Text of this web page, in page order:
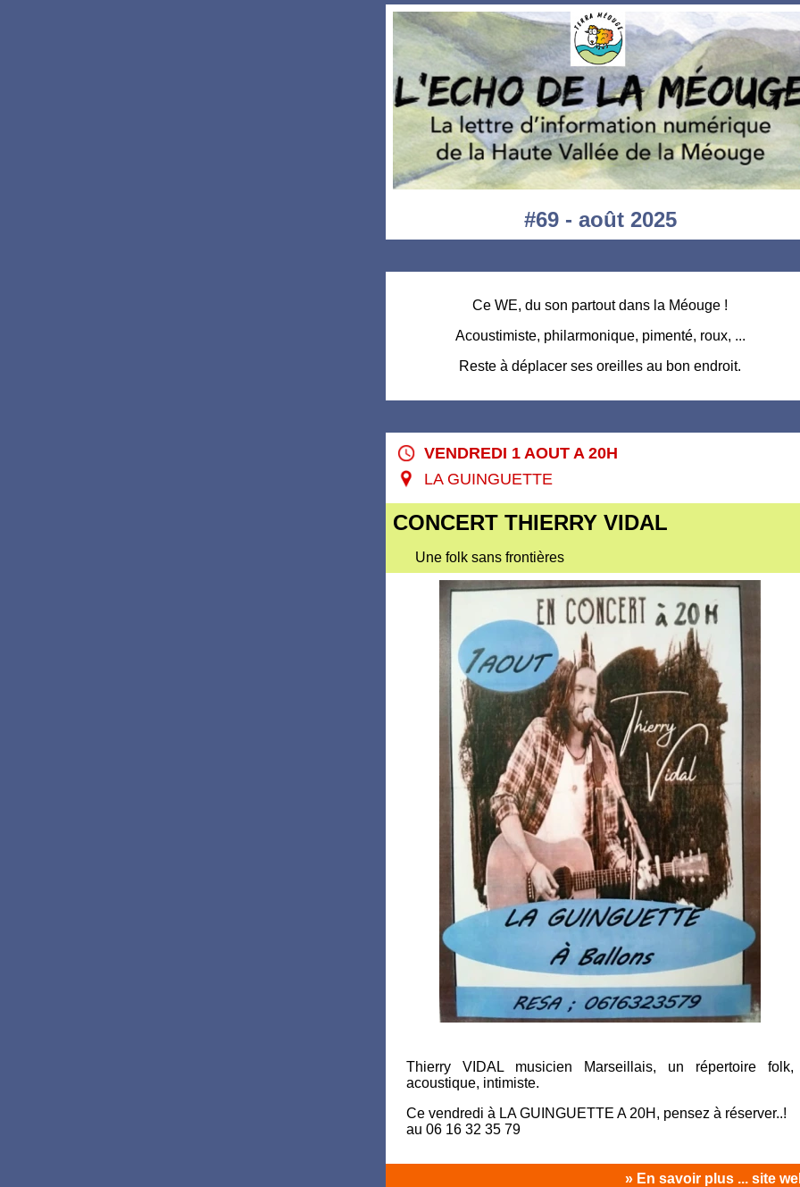
#69 - août 2025
Ce WE, du son partout dans la Méouge !
Acoustimiste, philarmonique, pimenté, roux, ...
Reste à déplacer ses oreilles au bon endroit.
VENDREDI 1 AOUT A 20H
LA GUINGUETTE
CONCERT THIERRY VIDAL
Une folk sans frontières
Thierry VIDAL musicien Marseillais, un répertoire folk,
acoustique, intimiste.
Ce vendredi à LA GUINGUETTE A 20H, pensez à réserver..!
au 06 16 32 35 79
» En savoir plus ... site